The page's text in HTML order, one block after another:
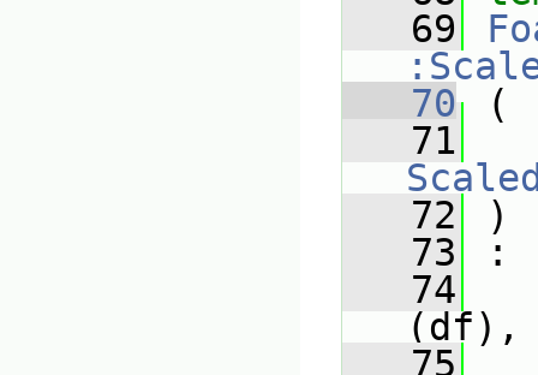
   69
   70
(
   71
   72
)
   73
:
   74
(df),
   75